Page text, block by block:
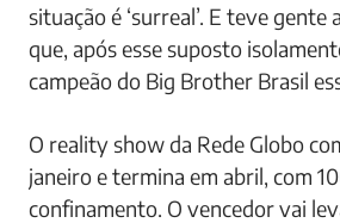
situação é ‘surreal’. E teve gente
que, após esse suposto
campeão do Big Brother Brasil
O reality show da Rede Globo
janeiro e termina em abril, com
confinamento. O vencedor vai